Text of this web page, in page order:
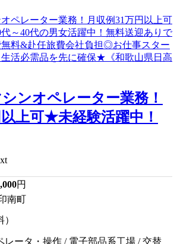
ンオペレーター業務！
上可★未経験活躍中！
円
南町
レータ・操作 / 電子部品系工場 / 交替